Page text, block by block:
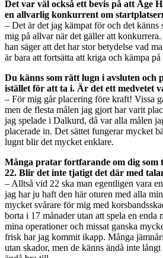
Det var väl också ett bevis på att Åge
en allvarlig konkurrent om
– Det är det jag kämpat för och det känns
mig på allvar när det gäller att
han säger att det har stor betydelse vad
är bara att fortsätta att kriga och kämpa
Du känns som rätt lugn i avsluten och
istället för att ta i. Är det ett medvetet
– För mig går placering före kraft! Vissa
men de flesta målen jag gjort har varit
jag spelade i Dalkurd, då var alla målen
placerade in. Det sättet fungerar mycket
lugnt blir det mycket enklare.
Många pratar fortfarande om dig som
22. Blir det inte tjatigt det där med
– Alltså vid 22 ska man egentligen vara
jag har ju haft den här oturen med alla
mycket svårare för mig med
borta i 17 månader utan att spela en enda
mina operationer och missat ganska
frisk har jag kommit ikapp. Många
utan skador, men de känns ändå inte